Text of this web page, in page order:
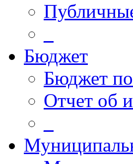
Бюджет
Бюджет
Отчет об